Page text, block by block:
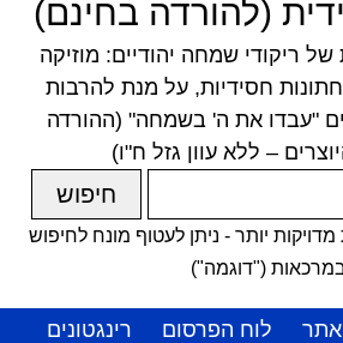
(להורדה בחינם)
ריקודי שמחה יהודיים: מוזיקה
חסידיות, על מנת להרבות
"עבדו את ה' בשמחה" (ההורדה
– ללא עוון גזל ח"ו)
יותר - ניתן לעטוף מונח לחיפוש
("דוגמה")
לוח הפרסום
רינגטונים